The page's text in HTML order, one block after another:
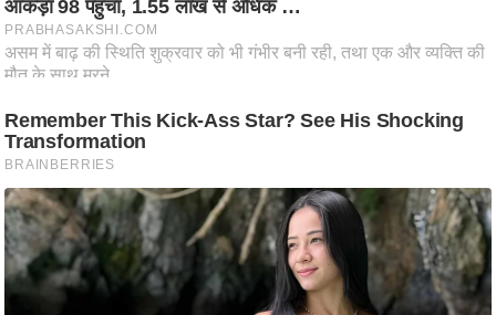
मा
/
ध
स्थ
ल
व्र
त
त्यो
हा
र